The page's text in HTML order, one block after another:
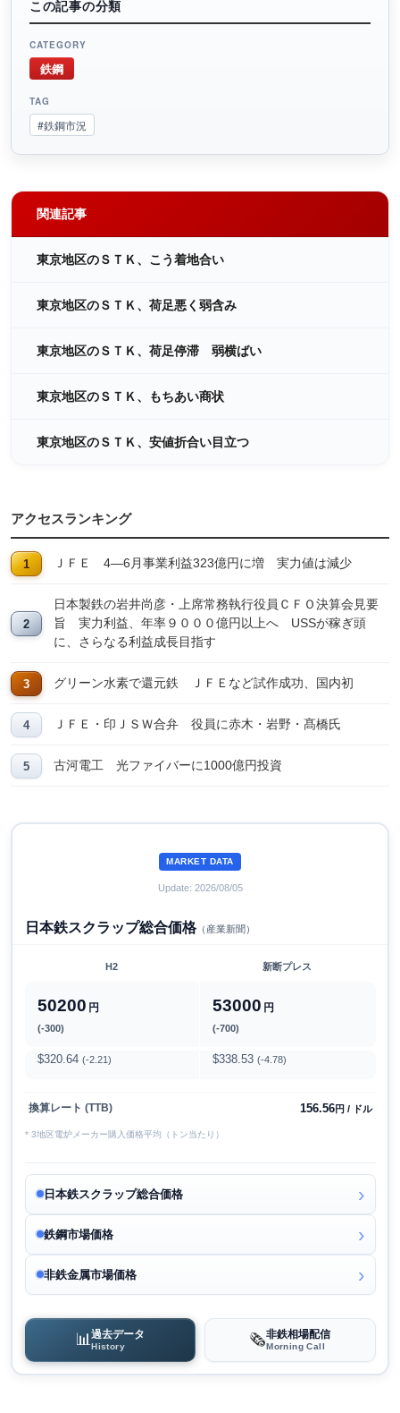
この記事の分類
CATEGORY
鉄鋼
TAG
#鉄鋼市況
関連記事
東京地区のＳＴＫ、こう着地合い
東京地区のＳＴＫ、荷足悪く弱含み
東京地区のＳＴＫ、荷足停滞 弱横ばい
東京地区のＳＴＫ、もちあい商状
東京地区のＳＴＫ、安値折合い目立つ
アクセスランキング
ＪＦＥ 4―6月事業利益323億円に増 実力値は減少
日本製鉄の岩井尚彦・上席常務執行役員ＣＦＯ決算会見要
旨 実力利益、年率９０００億円以上へ USSが稼ぎ頭
に、さらなる利益成長目指す
グリーン水素で還元鉄 ＪＦＥなど試作成功、国内初
ＪＦＥ・印ＪＳＷ合弁 役員に赤木・岩野・髙橋氏
古河電工 光ファイバーに1000億円投資
MARKET DATA
Update: 2026/08/05
日本鉄スクラップ総合価格（産業新聞）
H2 新断プレス
50200 円
(-300)
53000 円
(-700)
$320.64 (-2.21) $338.53 (-4.78)
換算レート (TTB) 156.56円 / ドル
* 3地区電炉メーカー購入価格平均（トン当たり）
日本鉄スクラップ総合価格
鉄鋼市場価格
非鉄金属市場価格
📊過去データ
History 🗞️非鉄相場配信
Morning Call